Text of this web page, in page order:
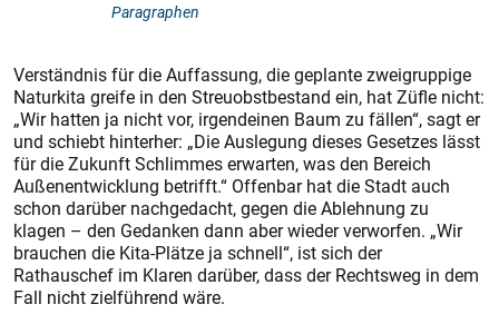
Paragraphen
Verständnis für die Auffassung, die geplante zweigruppige
Naturkita greife in den Streuobstbestand ein, hat Züfle nicht:
„Wir hatten ja nicht vor, irgendeinen Baum zu fällen“, sagt er
und schiebt hinterher: „Die Auslegung dieses Gesetzes lässt
für die Zukunft Schlimmes erwarten, was den Bereich
Außenentwicklung betrifft.“ Offenbar hat die Stadt auch
schon darüber nachgedacht, gegen die Ablehnung zu
klagen – den Gedanken dann aber wieder verworfen. „Wir
brauchen die Kita-Plätze ja schnell“, ist sich der
Rathauschef im Klaren darüber, dass der Rechtsweg in dem
Fall nicht zielführend wäre.